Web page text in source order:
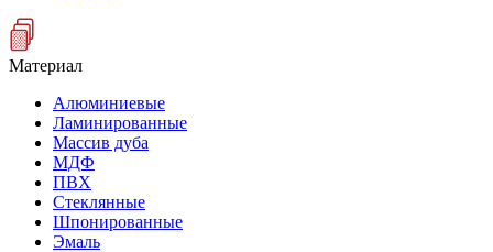
Материал
Алюминиевые
Ламинированные
Массив дуба
МДФ
ПВХ
Стеклянные
Шпонированные
Эмаль